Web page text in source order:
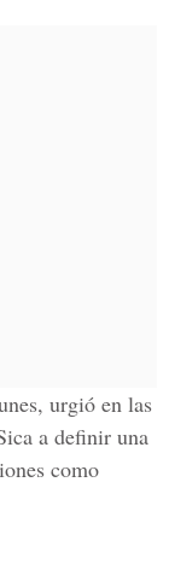
urgió en las
a definir una
como